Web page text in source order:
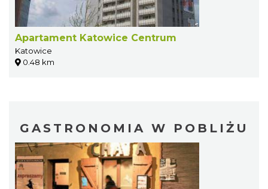
Apartament Katowice Centrum
Katowice
0.48 km
GASTRONOMIA W POBLIŻU